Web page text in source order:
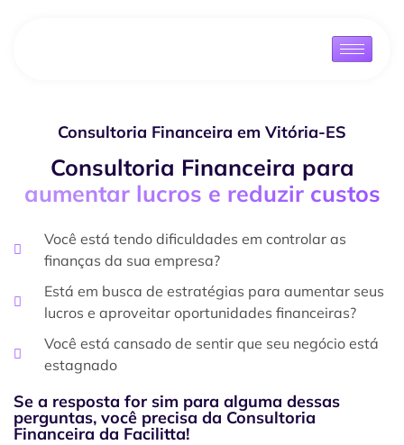
Consultoria Financeira em Vitória-ES
Consultoria Financeira para
aumentar lucros e reduzir custos
Você está tendo dificuldades em controlar as
finanças da sua empresa?
Está em busca de estratégias para aumentar seus
lucros e aproveitar oportunidades financeiras?
Você está cansado de sentir que seu negócio está
estagnado
Se a resposta for sim para alguma dessas
perguntas, você precisa da Consultoria
Financeira da Facilitta!